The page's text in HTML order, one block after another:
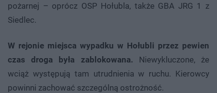
pożarnej – oprócz OSP Hołubla, także GBA JRG 1 z
Siedlec.
W rejonie miejsca wypadku w Hołubli przez pewien
czas droga była zablokowana. Niewykluczone, że
wciąż występują tam utrudnienia w ruchu. Kierowcy
powinni zachować szczególną ostrożność.